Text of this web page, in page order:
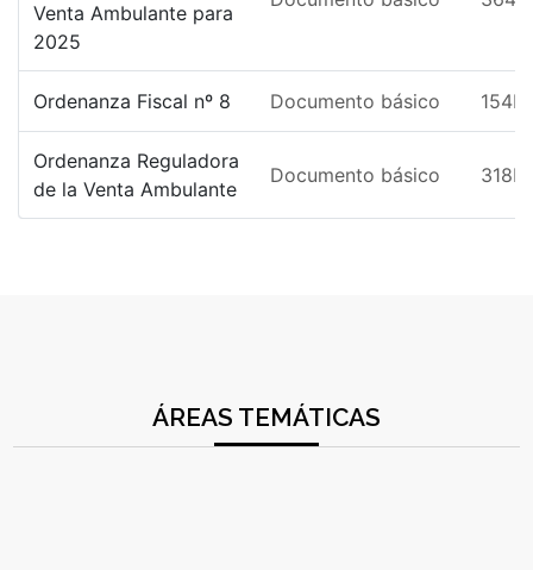
Venta Ambulante para
2025
Ordenanza Fiscal nº 8 Documento básico
Ordenanza Reguladora
de la Venta Ambulante
Documento básico
ÁREAS TEMÁTICAS